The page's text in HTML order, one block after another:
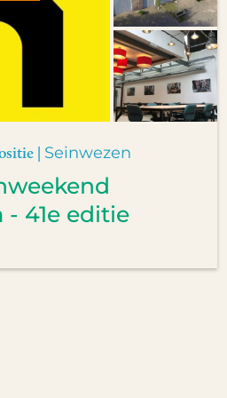
| Seinwezen
- 41e editie